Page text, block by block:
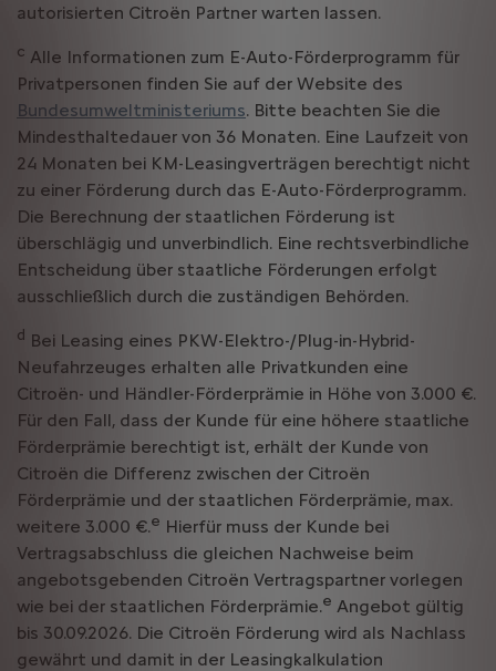
autorisierten Citroën Partner warten lassen.
c Alle Informationen zum E-Auto-Förderprogramm für
Privatpersonen finden Sie auf der Website des
Bundesumweltministeriums. Bitte beachten Sie die
Mindesthaltedauer von 36 Monaten. Eine Laufzeit von
24 Monaten bei KM-Leasingverträgen berechtigt nicht
zu einer Förderung durch das E-Auto-Förderprogramm.
Die Berechnung der staatlichen Förderung ist
überschlägig und unverbindlich. Eine rechtsverbindliche
Entscheidung über staatliche Förderungen erfolgt
ausschließlich durch die zuständigen Behörden.
d Bei Leasing eines PKW-Elektro-/Plug-in-Hybrid-
Neufahrzeuges erhalten alle Privatkunden eine
Citroën- und Händler-Förderprämie in Höhe von 3.000 €.
Für den Fall, dass der Kunde für eine höhere staatliche
Förderprämie berechtigt ist, erhält der Kunde von
Citroën die Differenz zwischen der Citroën
Förderprämie und der staatlichen Förderprämie, max.
weitere 3.000 €.e Hierfür muss der Kunde bei
Vertragsabschluss die gleichen Nachweise beim
angebotsgebenden Citroën Vertragspartner vorlegen
wie bei der staatlichen Förderprämie.e Angebot gültig
bis 30.09.2026. Die Citroën Förderung wird als Nachlass
gewährt und damit in der Leasingkalkulation